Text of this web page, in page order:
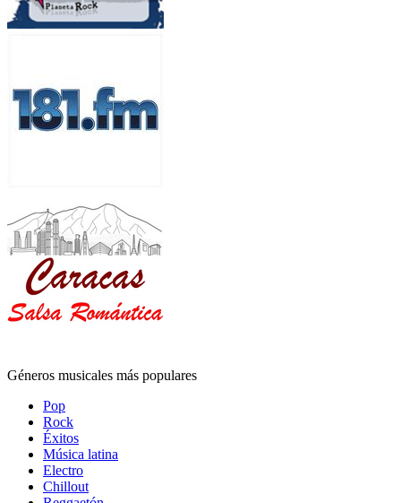
Géneros musicales más populares
Pop
Rock
Éxitos
Música latina
Electro
Chillout